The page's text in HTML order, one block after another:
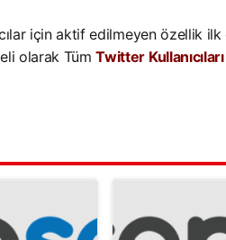
için aktif edilmeyen özellik ilk
olarak TümTwitter